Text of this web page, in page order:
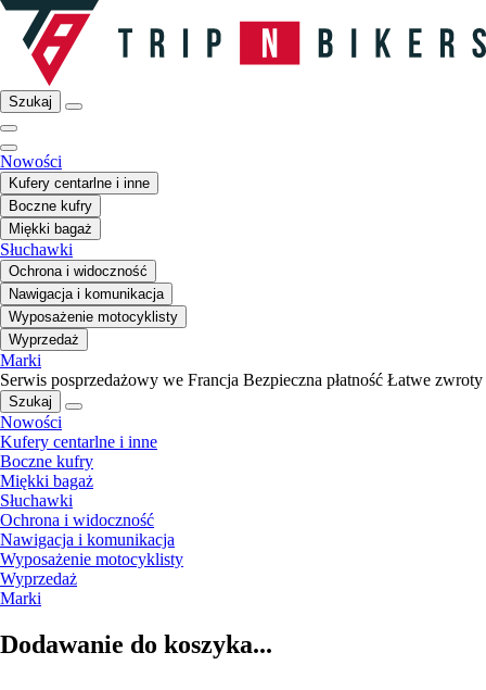
Szukaj
Nowości
Kufery centarlne i inne
Boczne kufry
Miękki bagaż
Słuchawki
Ochrona i widoczność
Nawigacja i komunikacja
Wyposażenie motocyklisty
Wyprzedaż
Marki
Serwis posprzedażowy we Francja Bezpieczna płatność Łatwe zwroty
Szukaj
Nowości
Kufery centarlne i inne
Boczne kufry
Miękki bagaż
Słuchawki
Ochrona i widoczność
Nawigacja i komunikacja
Wyposażenie motocyklisty
Wyprzedaż
Marki
Dodawanie do koszyka...